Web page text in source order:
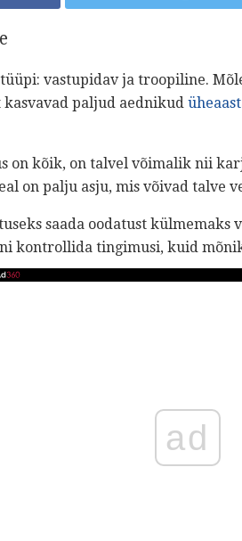
vastupidav ja troopiline.
paljud aednikud
on kõik, on talvel võimalik nii
on palju asju, mis võivad talve
saada oodatust
kontrollida tingimusi, kuid
ad